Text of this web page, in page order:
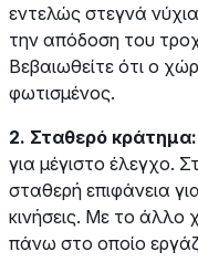
εντελώς στεγνά
την απόδοση του
Βεβαιωθείτε ότι ο
φωτισμένος.
2. Σταθερό κράτημα:
για μέγιστο έλεγχο.
σταθερή επιφάνεια
κινήσεις. Με το άλλο
πάνω στο οποίο